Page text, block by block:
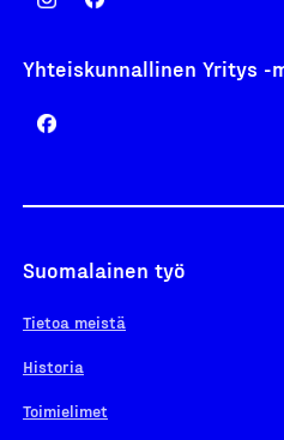
Yhteiskunnallinen Yritys -
Suomalainen työ
Tietoa meistä
Historia
Toimielimet